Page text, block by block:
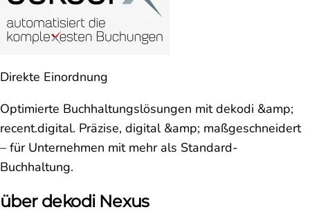
Direkte Einordnung
Optimierte Buchhaltungslösungen mit dekodi &amp;
recent.digital. Präzise, digital &amp; maßgeschneidert
– für Unternehmen mit mehr als Standard-
Buchhaltung.
über dekodi Nexus